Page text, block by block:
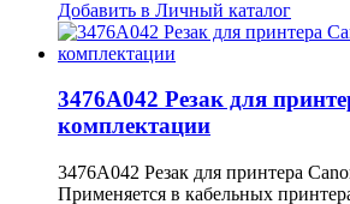
Добавить в Личный каталог
3476A042 Резак для
комплектации
3476A042 Резак для принтера
Применяется в кабельных